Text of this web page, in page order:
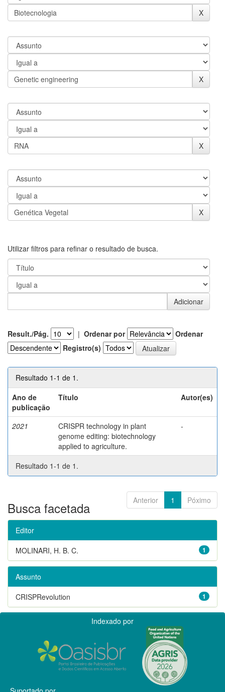
Utilizar filtros para refinar o resultado de busca.
Result./Pág. | Ordenar por
Ordenar
Registro(s)
Resultado 1-1 de 1.
Ano de
publicação
Título Autor(es)
2021
CRISPR technology in plant
genome editing: biotechnology
applied to agriculture.
-
Resultado 1-1 de 1.
Anterior 1 Póximo
Busca facetada
Editor
1
MOLINARI, H. B. C.
Assunto
1
CRISPRevolution
Indexado por